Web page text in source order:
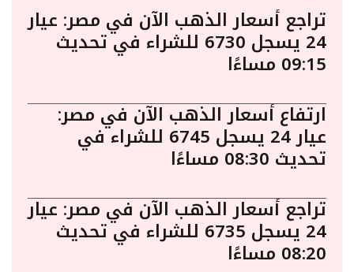
تراجع أسعار الذهب الآن في مصر: عيار
24 يسجل 6730 للشراء في تحديث
09:15 مساءًا
ارتفاع أسعار الذهب الآن في مصر:
عيار 24 يسجل 6745 للشراء في
تحديث 08:30 مساءًا
تراجع أسعار الذهب الآن في مصر: عيار
24 يسجل 6735 للشراء في تحديث
08:20 مساءًا